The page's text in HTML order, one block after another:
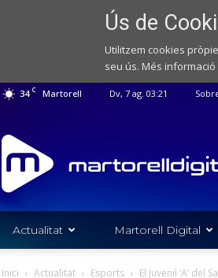
Ús de
Utilitzem cookies
seu ús. Més informació
34 C Martorell Dv, 7 ag. 03:21
Web
de
notícies
de
l'Ajuntament
Martorell
Actualitat Martorell Digital
Inici Actualitat Esports El Juvenil ‘A’